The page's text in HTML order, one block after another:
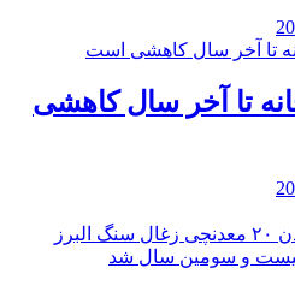
تا آخر سال کاهشی